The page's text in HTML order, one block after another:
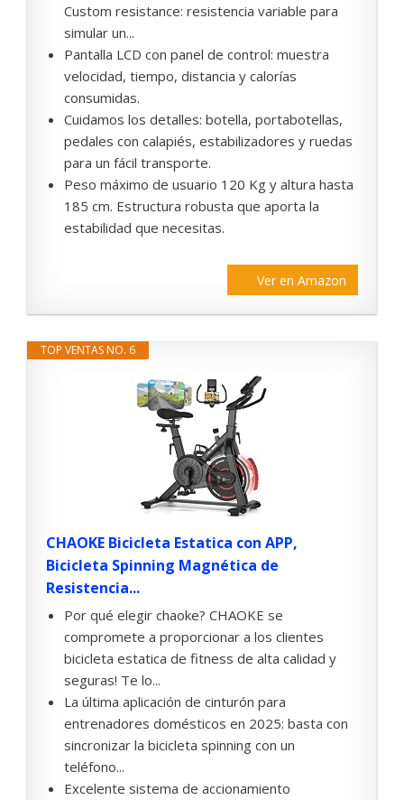
Custom resistance: resistencia variable para
simular un...
Pantalla LCD con panel de control: muestra
velocidad, tiempo, distancia y calorías
consumidas.
Cuidamos los detalles: botella, portabotellas,
pedales con calapiés, estabilizadores y ruedas
para un fácil transporte.
Peso máximo de usuario 120 Kg y altura hasta
185 cm. Estructura robusta que aporta la
estabilidad que necesitas.
Ver en Amazon
TOP VENTAS NO. 6
CHAOKE Bicicleta Estatica con APP,
Bicicleta Spinning Magnética de
Resistencia...
Por qué elegir chaoke? CHAOKE se
compromete a proporcionar a los clientes
bicicleta estatica de fitness de alta calidad y
seguras! Te lo...
La última aplicación de cinturón para
entrenadores domésticos en 2025: basta con
sincronizar la bicicleta spinning con un
teléfono...
Excelente sistema de accionamiento